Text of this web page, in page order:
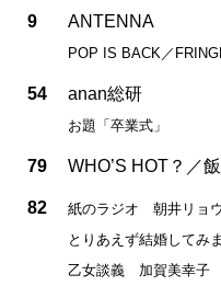
9 ANTENNA
POP IS BACK／
54 anan総研
お題「卒業式」
79 WHO’S HOT？／
82
紙のラジオ 朝井リョ
とりあえず結婚してみ
乙女談義 加賀美幸子